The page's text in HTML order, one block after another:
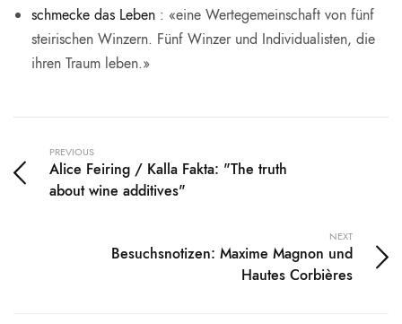
schmecke das Leben : «eine Wertegemeinschaft von fünf
steirischen Winzern. Fünf Winzer und Individualisten, die
ihren Traum leben.»
PREVIOUS
Alice Feiring / Kalla Fakta: "The truth
about wine additives"
NEXT
Besuchsnotizen: Maxime Magnon und
Hautes Corbières